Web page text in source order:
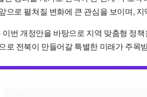
으로 펼쳐질 변화에 큰 관심을 보이며,
번 개정안을 바탕으로 지역 맞춤형 정
로 전북이 만들어갈 특별한 미래가 주목